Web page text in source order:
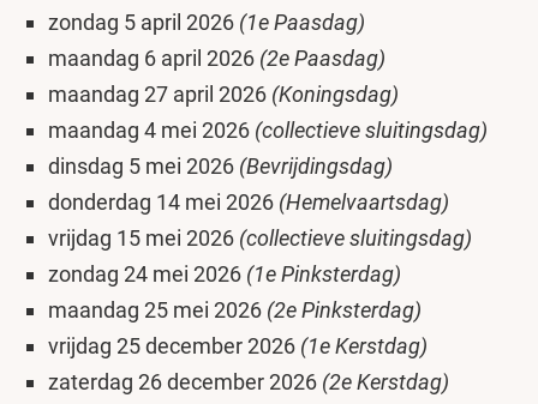
zondag 5 april 2026 (1e Paasdag)
maandag 6 april 2026 (2e Paasdag)
maandag 27 april 2026 (Koningsdag)
maandag 4 mei 2026 (collectieve sluitingsdag)
dinsdag 5 mei 2026 (Bevrijdingsdag)
donderdag 14 mei 2026 (Hemelvaartsdag)
vrijdag 15 mei 2026 (collectieve sluitingsdag)
zondag 24 mei 2026 (1e Pinksterdag)
maandag 25 mei 2026 (2e Pinksterdag)
vrijdag 25 december 2026 (1e Kerstdag)
zaterdag 26 december 2026 (2e Kerstdag)